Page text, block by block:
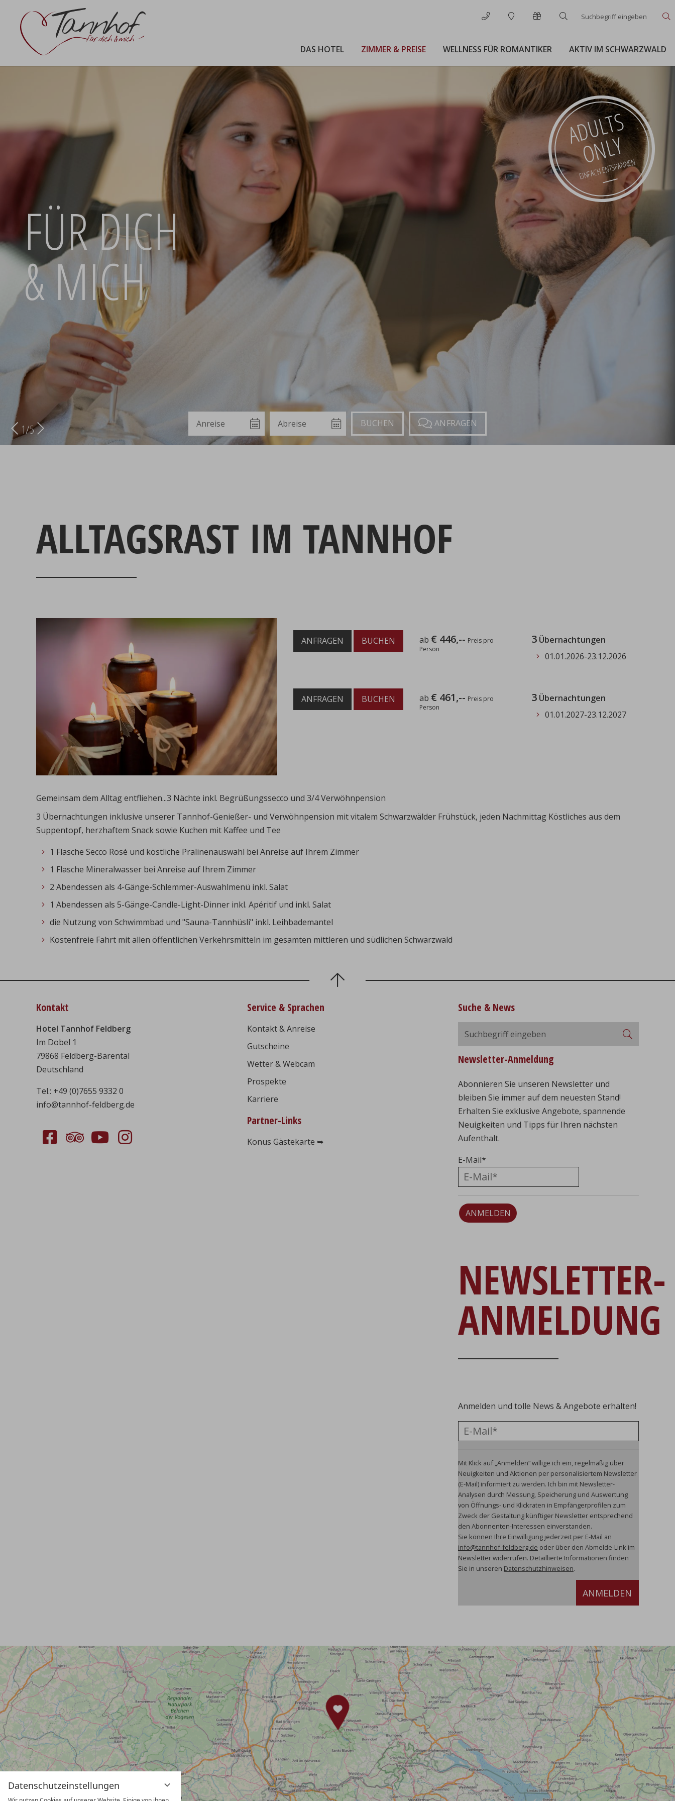
Datenschutzeinstellungen
DAS HOTEL ZIMMER & PREISE WELLNESS FÜR ROMANTIKER AKTIV IM SCHWARZWALD
eingeben
2/5
FÜR DICH
& MICH
Anreise Abreise Buchen Anfragen
ADULTS
ONLY
EINFACH ENTSPANNEN
ALLTAGSRAST IM TANNHOF
Gemeinsam dem Alltag entfliehen...3 Nächte inkl. Begrüßungssecco und 3/4 Verwöhnpension
ANFRAGEN BUCHEN ab € 446,-- Preis pro
Person
3 Übernachtungen
01.01.2026-23.12.2026
ANFRAGEN BUCHEN ab € 461,-- Preis pro
Person
3 Übernachtungen
01.01.2027-23.12.2027
3 Übernachtungen inklusive unserer Tannhof-Genießer- und Verwöhnpension mit vitalem Schwarzwälder Frühstück, jeden Nachmittag Köstliches aus dem
Suppentopf, herzhaftem Snack sowie Kuchen mit Kaffee und Tee
1 Flasche Secco Rosé und köstliche Pralinenauswahl bei Anreise auf Ihrem Zimmer
1 Flasche Mineralwasser bei Anreise auf Ihrem Zimmer
2 Abendessen als 4-Gänge-Schlemmer-Auswahlmenü inkl. Salat
1 Abendessen als 5-Gänge-Candle-Light-Dinner inkl. Apéritif und inkl. Salat
die Nutzung von Schwimmbad und "Sauna-Tannhüsli" inkl. Leihbademantel
Kostenfreie Fahrt mit allen öffentlichen Verkehrsmitteln im gesamten mittleren und südlichen Schwarzwald
Kontakt
Hotel Tannhof Feldberg
Im Dobel 1
79868 Feldberg-Bärental
Deutschland
Tel.: +49 (0)7655 9332 0
info@tannhof-feldberg.de
Service & Sprachen
Kontakt & Anreise
Gutscheine
Wetter & Webcam
Prospekte
Karriere
Partner-Links
Konus Gästekarte ➥
Suche & News
eingeben
Newsletter-Anmeldung
Abonnieren Sie unseren Newsletter und
bleiben Sie immer auf dem neuesten Stand!
Erhalten Sie exklusive Angebote, spannende
Neuigkeiten und Tipps für Ihren nächsten
Aufenthalt.
E-Mail*
ANMELDEN
NEWSLETTER-
ANMELDUNG
Anmelden und tolle News & Angebote erhalten!
Mit Klick auf „Anmelden“ willige ich ein, regelmäßig über
Neuigkeiten und Aktionen per personalisiertem Newsletter
(E-Mail) informiert zu werden. Ich bin mit Newsletter-
Analysen durch Messung, Speicherung und Auswertung
von Öffnungs- und Klickraten in Empfängerprofilen zum
Zweck der Gestaltung künftiger Newsletter entsprechend
den Abonnenten-Interessen einverstanden.
Sie können Ihre Einwilligung jederzeit per E-Mail an
info@tannhof-feldberg.de oder über den Abmelde-Link im
Newsletter widerrufen. Detaillierte Informationen finden
Sie in unseren Datenschutzhinweisen.
ANMELDEN